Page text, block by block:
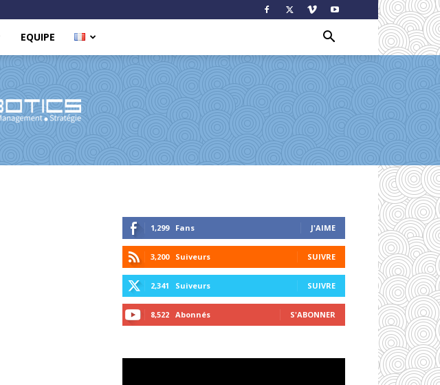
EQUIPE
1,299 Fans J'AIME
3,200 Suiveurs SUIVRE
2,341 Suiveurs SUIVRE
8,522 Abonnés S'ABONNER